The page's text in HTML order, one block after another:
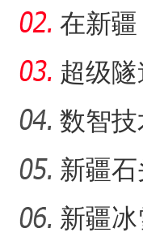
疆春
在新
扬？
超级
数智
走“新”
新疆
一画
新疆冰